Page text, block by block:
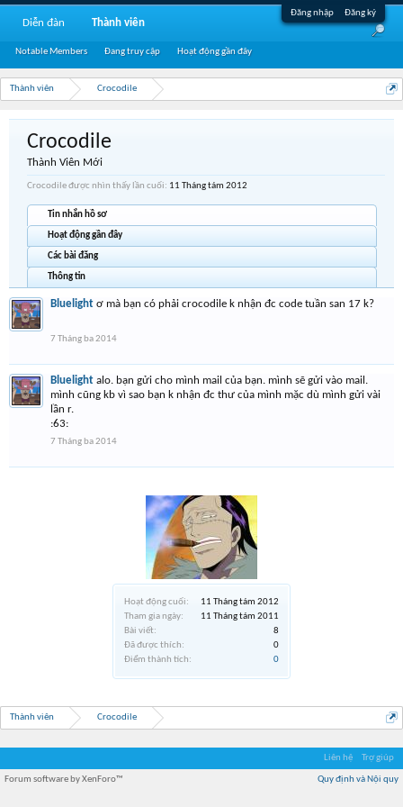
Đăng nhập Đăng ký
Thành viên Crocodile
Hoạt động cuối:
11 Tháng tám 2012
Tham gia ngày:
11 Tháng tám 2011
Bài viết:
8
Đã được thích:
0
Điểm thành tích:
0
Crocodile
Thành Viên Mới
Crocodile được nhìn thấy lần cuối: 11 Tháng tám 2012
Tin nhắn hồ sơ
Hoạt động gần đây
Các bài đăng
Thông tin
Bluelight ơ mà bạn có phải crocodile k nhận đc code tuần san 17 k?
7 Tháng ba 2014
Bluelight alo. bạn gửi cho mình mail của bạn. mình sẽ gửi vào mail.
mình cũng kb vì sao bạn k nhận đc thư của mình mặc dù mình gửi vài
lần r.
:63:
7 Tháng ba 2014
Thành viên Crocodile
Diễn đàn Thành viên
Notable Members Đang truy cập Hoạt động gần đây
Liên hệ Trợ giúp
Quy định và Nội quy
Forum software by XenForo™